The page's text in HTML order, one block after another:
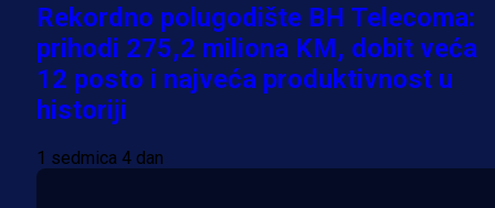
Rekordno polugodište BH Telecoma:
prihodi 275,2 miliona KM, dobit veća
12 posto i najveća produktivnost u
historiji
1 sedmica 4 dan